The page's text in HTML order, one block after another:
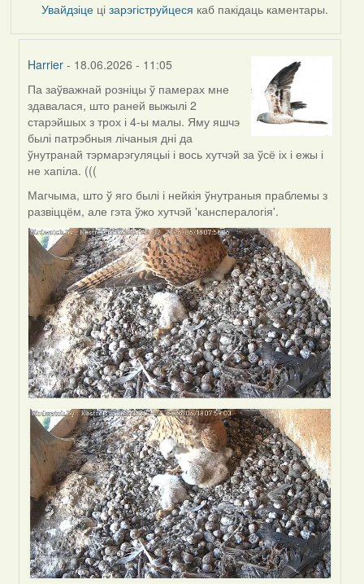
Увайдзіце цізарэгіструйцеся каб пакідаць каментары.
Harrier - 18.06.2026 - 11:05
In
reply
to
by
SaMANdaS
Па заўважнай розніцы ў памерах мне
здавалася, што раней выжылі 2
старэйшых з трох і 4-ы малы. Яму яшчэ
былі патрэбныя лічаныя дні да
ўнутранай тэрмарэгуляцыі і вось хутчэй за ўсё іх і ежы і
не хапіла. (((
Магчыма, што ў яго былі і нейкія ўнутраныя праблемы з
развіццём, але гэта ўжо хутчэй 'канспералогія'.